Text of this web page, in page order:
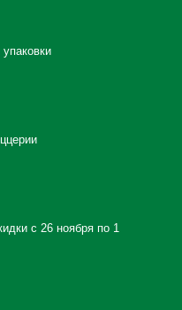
с 26 ноября по 1